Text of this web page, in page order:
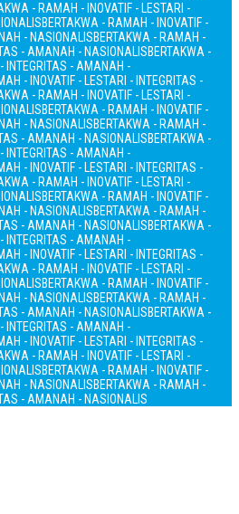
- RAMAH - INOVATIF - LESTARI -
BERTAKWA - RAMAH - INOVATIF -
- NASIONALISBERTAKWA - RAMAH -
- AMANAH - NASIONALISBERTAKWA -
INTEGRITAS - AMANAH -
- INOVATIF - LESTARI - INTEGRITAS -
- RAMAH - INOVATIF - LESTARI -
BERTAKWA - RAMAH - INOVATIF -
- NASIONALISBERTAKWA - RAMAH -
- AMANAH - NASIONALISBERTAKWA -
INTEGRITAS - AMANAH -
- INOVATIF - LESTARI - INTEGRITAS -
- RAMAH - INOVATIF - LESTARI -
BERTAKWA - RAMAH - INOVATIF -
- NASIONALISBERTAKWA - RAMAH -
- AMANAH - NASIONALISBERTAKWA -
INTEGRITAS - AMANAH -
- INOVATIF - LESTARI - INTEGRITAS -
- RAMAH - INOVATIF - LESTARI -
BERTAKWA - RAMAH - INOVATIF -
- NASIONALISBERTAKWA - RAMAH -
- AMANAH - NASIONALISBERTAKWA -
INTEGRITAS - AMANAH -
- INOVATIF - LESTARI - INTEGRITAS -
- RAMAH - INOVATIF - LESTARI -
BERTAKWA - RAMAH - INOVATIF -
- NASIONALISBERTAKWA - RAMAH -
- AMANAH - NASIONALIS